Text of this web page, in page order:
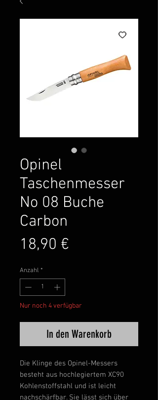
Opinel
Taschenmesser
No 08 Buche
Carbon
18,90 €
Anzahl *
Nur noch 4 verfügbar
In den Warenkorb
Die Klinge des Opinel-Messers
besteht aus hochlegiertem XC90
Kohlenstoffstahl und ist leicht
nachschärfbar. Sie lässt sich über